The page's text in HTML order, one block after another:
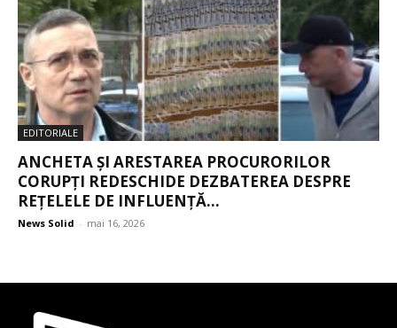
EDITORIALE
ANCHETA ȘI ARESTAREA PROCURORILOR
CORUPȚI REDESCHIDE DEZBATEREA DESPRE
REȚELELE DE INFLUENȚĂ...
News Solid - mai 16, 2026